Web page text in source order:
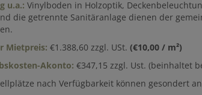
u.a.: Vinylboden in Holzoptik,
die getrennte Sanitäranlage dienen der
Mietpreis: €1.388,60 zzgl. USt. (€10,00 / m²)
Akonto: €347,15 zzgl. Ust. (beinhaltet
nach Verfügbarkeit können gesondert